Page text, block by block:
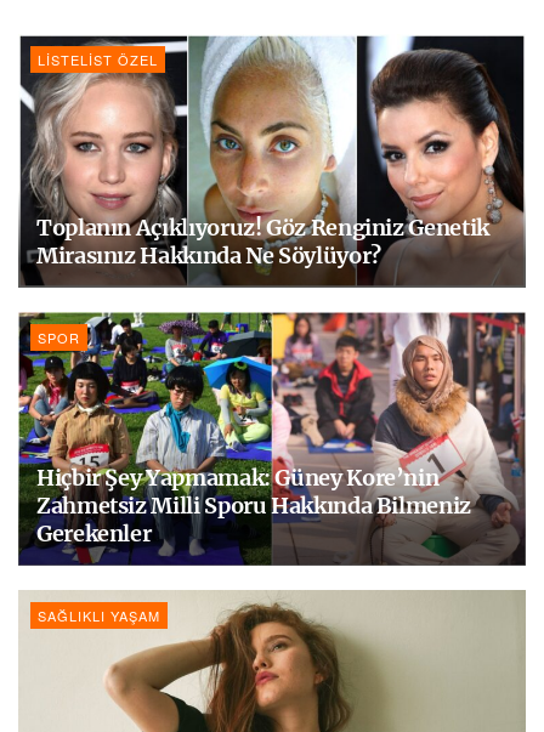
LISTELIST ÖZEL
Toplanın Açıklıyoruz! Göz Renginiz Genetik
Mirasınız Hakkında Ne Söylüyor?
SPOR
Hiçbir Şey Yapmamak: Güney Kore’nin
Zahmetsiz Milli Sporu Hakkında Bilmeniz
Gerekenler
SAĞLIKLI YAŞAM